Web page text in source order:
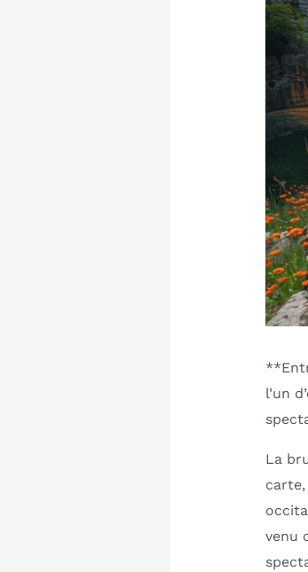
l’un
La
venu